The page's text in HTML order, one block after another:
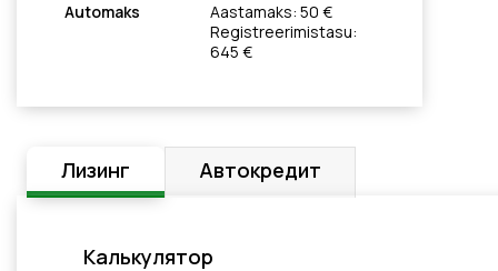
Automaks
Aastamaks: 50 €
Registreerimistasu:
645 €
Лизинг Автокредит
Калькулятор